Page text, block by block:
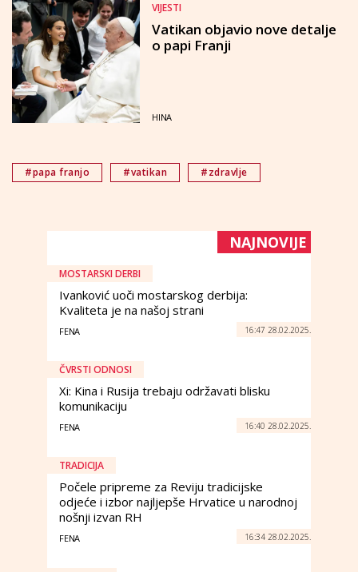
VIJESTI
Vatikan objavio nove detalje
o papi Franji
HINA
#papa franjo #vatikan #zdravlje
NAJNOVIJE
MOSTARSKI DERBI
Ivanković uoči mostarskog derbija:
Kvaliteta je na našoj strani
FENA 16:47 28.02.2025.
ČVRSTI ODNOSI
Xi: Kina i Rusija trebaju održavati blisku
komunikaciju
FENA 16:40 28.02.2025.
TRADICIJA
Počele pripreme za Reviju tradicijske
odjeće i izbor najljepše Hrvatice u narodnoj
nošnji izvan RH
FENA 16:34 28.02.2025.